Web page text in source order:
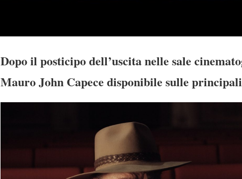
Dopo il posticipo dell’uscita nelle sale
Mauro John Capece disponibile sulle